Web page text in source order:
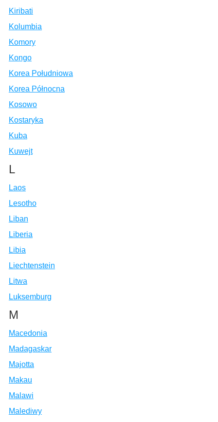
Kiribati
Kolumbia
Komory
Kongo
Korea Południowa
Korea Północna
Kosowo
Kostaryka
Kuba
Kuwejt
L
Laos
Lesotho
Liban
Liberia
Libia
Liechtenstein
Litwa
Luksemburg
M
Macedonia
Madagaskar
Majotta
Makau
Malawi
Malediwy